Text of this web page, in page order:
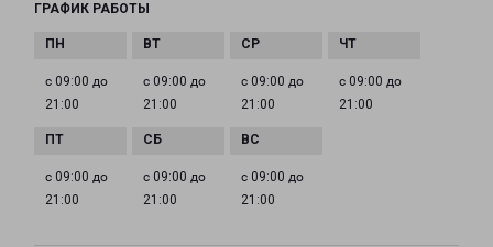
ГРАФИК РАБОТЫ
с 09:00 до
21:00
с 09:00 до
21:00
с 09:00 до
21:00
с 09:00 до
21:00
с 09:00 до
21:00
с 09:00 до
21:00
с 09:00 до
21:00